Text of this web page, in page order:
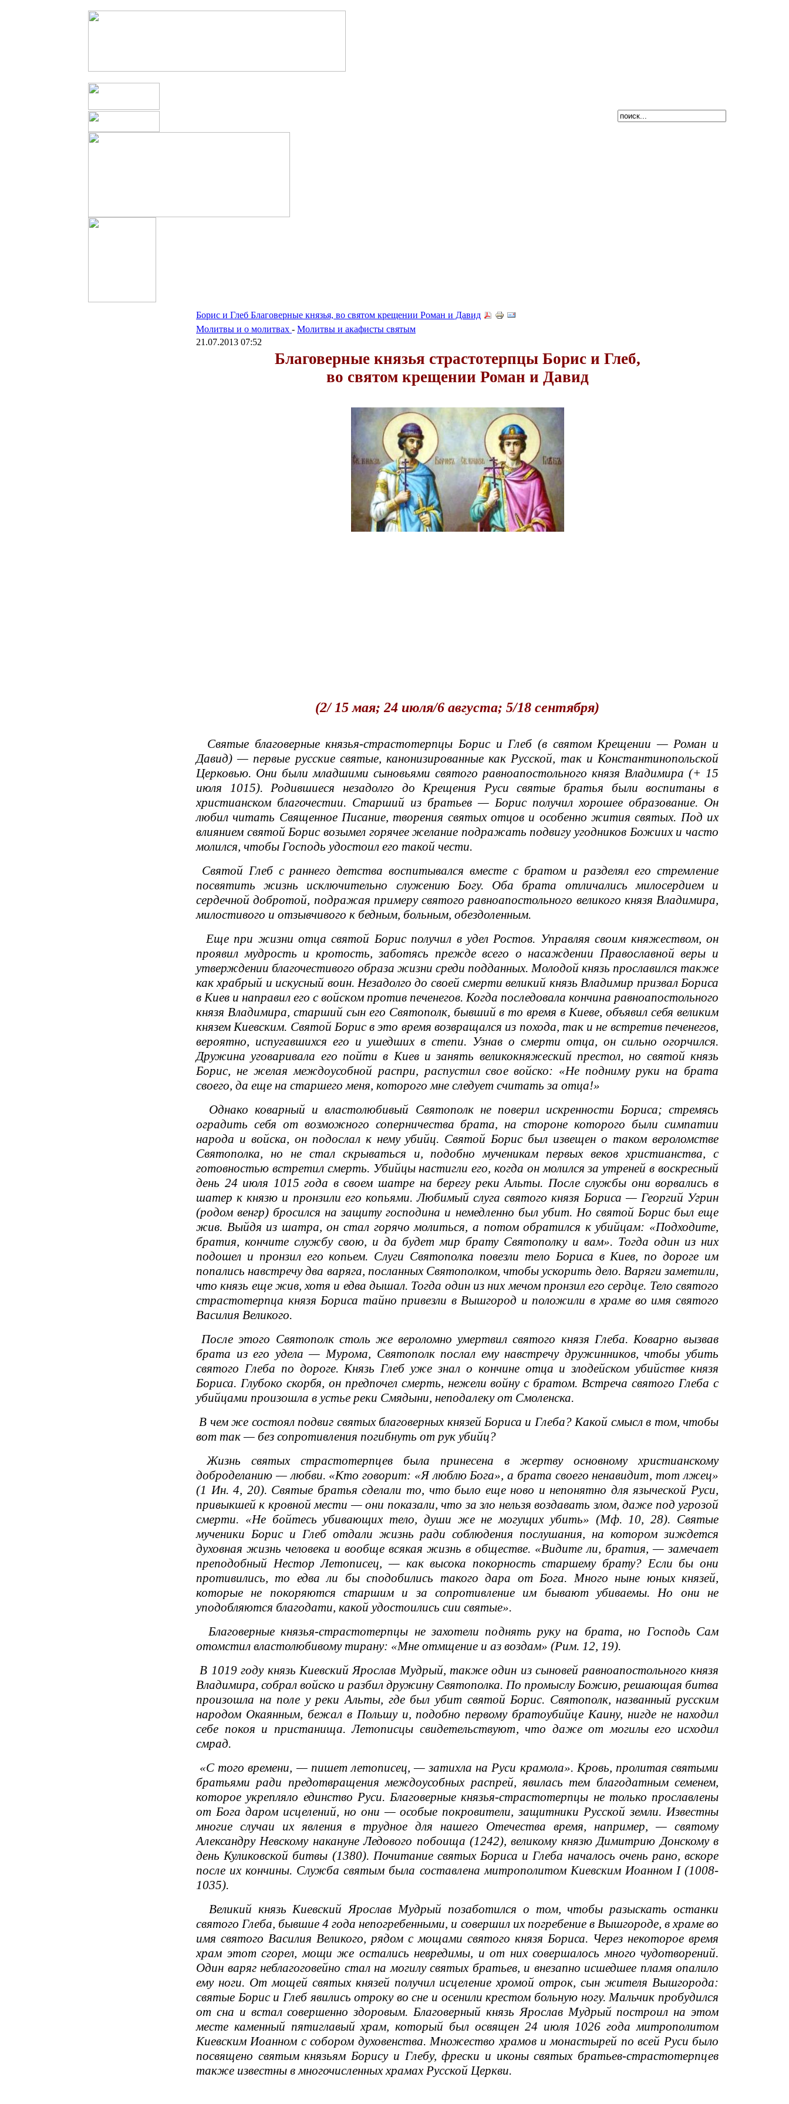
Борис и Глеб Благоверные князья, во святом крещении Роман и Давид
Молитвы и о молитвах - Молитвы и акафисты святым
21.07.2013 07:52
Благоверные князья страстотерпцы Борис и Глеб,
во святом крещении Роман и Давид
(2/ 15 мая; 24 июля/6 августа; 5/18 сентября)
Святые благоверные князья-страстотерпцы Борис и Глеб (в святом Крещении — Роман и
Давид) — первые русские святые, канонизированные как Русской, так и Константинопольской
Церковью. Они были младшими сыновьями святого равноапостольного князя Владимира (+ 15
июля 1015). Родившиеся незадолго до Крещения Руси святые братья были воспитаны в
христианском благочестии. Старший из братьев — Борис получил хорошее образование. Он
любил читать Священное Писание, творения святых отцов и особенно жития святых. Под их
влиянием святой Борис возымел горячее желание подражать подвигу угодников Божиих и часто
молился, чтобы Господь удостоил его такой чести.
Святой Глеб с раннего детства воспитывался вместе с братом и разделял его стремление
посвятить жизнь исключительно служению Богу. Оба брата отличались милосердием и
сердечной добротой, подражая примеру святого равноапостольного великого князя Владимира,
милостивого и отзывчивого к бедным, больным, обездоленным.
Еще при жизни отца святой Борис получил в удел Ростов. Управляя своим княжеством, он
проявил мудрость и кротость, заботясь прежде всего о насаждении Православной веры и
утверждении благочестивого образа жизни среди подданных. Молодой князь прославился также
как храбрый и искусный воин. Незадолго до своей смерти великий князь Владимир призвал Бориса
в Киев и направил его с войском против печенегов. Когда последовала кончина равноапостольного
князя Владимира, старший сын его Святополк, бывший в то время в Киеве, объявил себя великим
князем Киевским. Святой Борис в это время возвращался из похода, так и не встретив печенегов,
вероятно, испугавшихся его и ушедших в степи. Узнав о смерти отца, он сильно огорчился.
Дружина уговаривала его пойти в Киев и занять великокняжеский престол, но святой князь
Борис, не желая междоусобной распри, распустил свое войско: «Не подниму руки на брата
своего, да еще на старшего меня, которого мне следует считать за отца!»
Однако коварный и властолюбивый Святополк не поверил искренности Бориса; стремясь
оградить себя от возможного соперничества брата, на стороне которого были симпатии
народа и войска, он подослал к нему убийц. Святой Борис был извещен о таком вероломстве
Святополка, но не стал скрываться и, подобно мученикам первых веков христианства, с
готовностью встретил смерть. Убийцы настигли его, когда он молился за утреней в воскресный
день 24 июля 1015 года в своем шатре на берегу реки Альты. После службы они ворвались в
шатер к князю и пронзили его копьями. Любимый слуга святого князя Бориса — Георгий Угрин
(родом венгр) бросился на защиту господина и немедленно был убит. Но святой Борис был еще
жив. Выйдя из шатра, он стал горячо молиться, а потом обратился к убийцам: «Подходите,
братия, кончите службу свою, и да будет мир брату Святополку и вам». Тогда один из них
подошел и пронзил его копьем. Слуги Святополка повезли тело Бориса в Киев, по дороге им
попались навстречу два варяга, посланных Святополком, чтобы ускорить дело. Варяги заметили,
что князь еще жив, хотя и едва дышал. Тогда один из них мечом пронзил его сердце. Тело святого
страстотерпца князя Бориса тайно привезли в Вышгород и положили в храме во имя святого
Василия Великого.
После этого Святополк столь же вероломно умертвил святого князя Глеба. Коварно вызвав
брата из его удела — Мурома, Святополк послал ему навстречу дружинников, чтобы убить
святого Глеба по дороге. Князь Глеб уже знал о кончине отца и злодейском убийстве князя
Бориса. Глубоко скорбя, он предпочел смерть, нежели войну с братом. Встреча святого Глеба с
убийцами произошла в устье реки Смядыни, неподалеку от Смоленска.
В чем же состоял подвиг святых благоверных князей Бориса и Глеба? Какой смысл в том, чтобы
вот так — без сопротивления погибнуть от рук убийц?
Жизнь святых страстотерпцев была принесена в жертву основному христианскому
доброделанию — любви. «Кто говорит: «Я люблю Бога», а брата своего ненавидит, тот лжец»
(1 Ин. 4, 20). Святые братья сделали то, что было еще ново и непонятно для языческой Руси,
привыкшей к кровной мести — они показали, что за зло нельзя воздавать злом, даже под угрозой
смерти. «Не бойтесь убивающих тело, души же не могущих убить» (Мф. 10, 28). Святые
мученики Борис и Глеб отдали жизнь ради соблюдения послушания, на котором зиждется
духовная жизнь человека и вообще всякая жизнь в обществе. «Видите ли, братия, — замечает
преподобный Нестор Летописец, — как высока покорность старшему брату? Если бы они
противились, то едва ли бы сподобились такого дара от Бога. Много ныне юных князей,
которые не покоряются старшим и за сопротивление им бывают убиваемы. Но они не
уподобляются благодати, какой удостоились сии святые».
Благоверные князья-страстотерпцы не захотели поднять руку на брата, но Господь Сам
отомстил властолюбивому тирану: «Мне отмщение и аз воздам» (Рим. 12, 19).
В 1019 году князь Киевский Ярослав Мудрый, также один из сыновей равноапостольного князя
Владимира, собрал войско и разбил дружину Святополка. По промыслу Божию, решающая битва
произошла на поле у реки Альты, где был убит святой Борис. Святополк, названный русским
народом Окаянным, бежал в Польшу и, подобно первому братоубийце Каину, нигде не находил
себе покоя и пристанища. Летописцы свидетельствуют, что даже от могилы его исходил
смрад.
«С того времени, — пишет летописец, — затихла на Руси крамола». Кровь, пролитая святыми
братьями ради предотвращения междоусобных распрей, явилась тем благодатным семенем,
которое укрепляло единство Руси. Благоверные князья-страстотерпцы не только прославлены
от Бога даром исцелений, но они — особые покровители, защитники Русской земли. Известны
многие случаи их явления в трудное для нашего Отечества время, например, — святому
Александру Невскому накануне Ледового побоища (1242), великому князю Димитрию Донскому в
день Куликовской битвы (1380). Почитание святых Бориса и Глеба началось очень рано, вскоре
после их кончины. Служба святым была составлена митрополитом Киевским Иоанном I (1008-
1035).
Великий князь Киевский Ярослав Мудрый позаботился о том, чтобы разыскать останки
святого Глеба, бывшие 4 года непогребенными, и совершил их погребение в Вышгороде, в храме во
имя святого Василия Великого, рядом с мощами святого князя Бориса. Через некоторое время
храм этот сгорел, мощи же остались невредимы, и от них совершалось много чудотворений.
Один варяг неблагоговейно стал на могилу святых братьев, и внезапно исшедшее пламя опалило
ему ноги. От мощей святых князей получил исцеление хромой отрок, сын жителя Вышгорода:
святые Борис и Глеб явились отроку во сне и осенили крестом больную ногу. Мальчик пробудился
от сна и встал совершенно здоровым. Благоверный князь Ярослав Мудрый построил на этом
месте каменный пятиглавый храм, который был освящен 24 июля 1026 года митрополитом
Киевским Иоанном с собором духовенства. Множество храмов и монастырей по всей Руси было
посвящено святым князьям Борису и Глебу, фрески и иконы святых братьев-страстотерпцев
также известны в многочисленных храмах Русской Церкви.